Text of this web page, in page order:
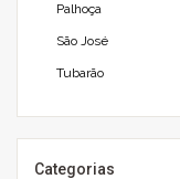
Palhoça
São José
Tubarão
Categorias